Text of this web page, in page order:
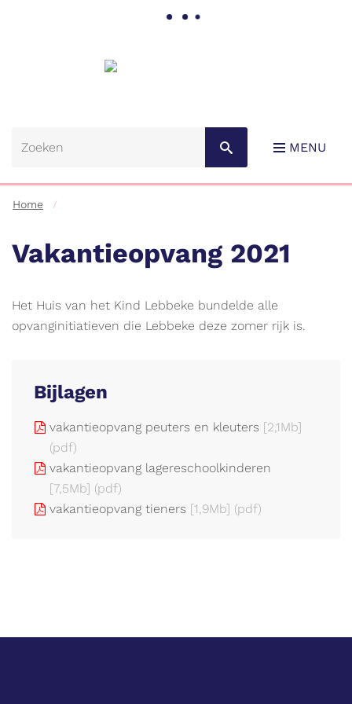
Naar
content
MENU
Home
Vakantieopvang 2021
Het Huis van het Kind Lebbeke bundelde alle
opvanginitiatieven die Lebbeke deze zomer rijk is.
Bijlagen
vakantieopvang peuters en kleuters [2,1Mb]
(pdf)
vakantieopvang lagereschoolkinderen
[7,5Mb] (pdf)
vakantieopvang tieners [1,9Mb] (pdf)